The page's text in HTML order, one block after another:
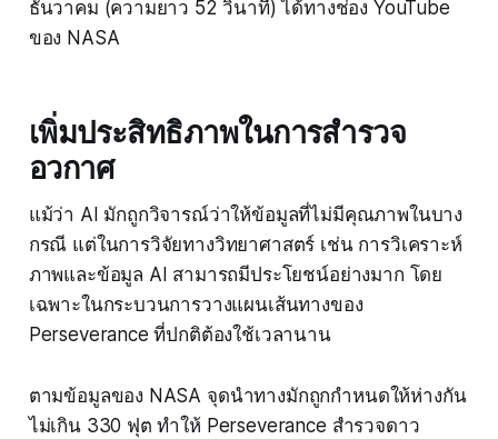
ธันวาคม (ความยาว 52 วินาที) ได้ทางช่อง YouTube
ของ NASA
เพิ่มประสิทธิภาพในการสำรวจ
อวกาศ
แม้ว่า AI มักถูกวิจารณ์ว่าให้ข้อมูลที่ไม่มีคุณภาพในบาง
กรณี แต่ในการวิจัยทางวิทยาศาสตร์ เช่น การวิเคราะห์
ภาพและข้อมูล AI สามารถมีประโยชน์อย่างมาก โดย
เฉพาะในกระบวนการวางแผนเส้นทางของ
Perseverance ที่ปกติต้องใช้เวลานาน
ตามข้อมูลของ NASA จุดนำทางมักถูกกำหนดให้ห่างกัน
ไม่เกิน 330 ฟุต ทำให้ Perseverance สำรวจดาว